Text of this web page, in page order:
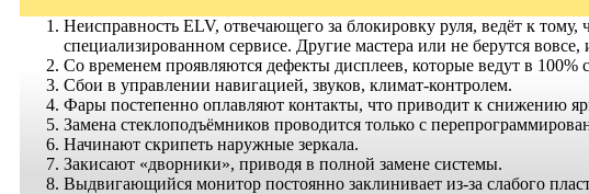
Неисправность ELV, отвечающего за блокировку руля, ведёт к
специализированном сервисе. Другие мастера или не берутся
Со временем проявляются дефекты дисплеев, которые ведут в 100%
Сбои в управлении навигацией, звуков, климат-контролем.
Фары постепенно оплавляют контакты, что приводит к снижению
Замена стеклоподъёмников проводится только с
Начинают скрипеть наружные зеркала.
Закисают «дворники», приводя в полной замене системы.
Выдвигающийся монитор постоянно заклинивает из-за слабого